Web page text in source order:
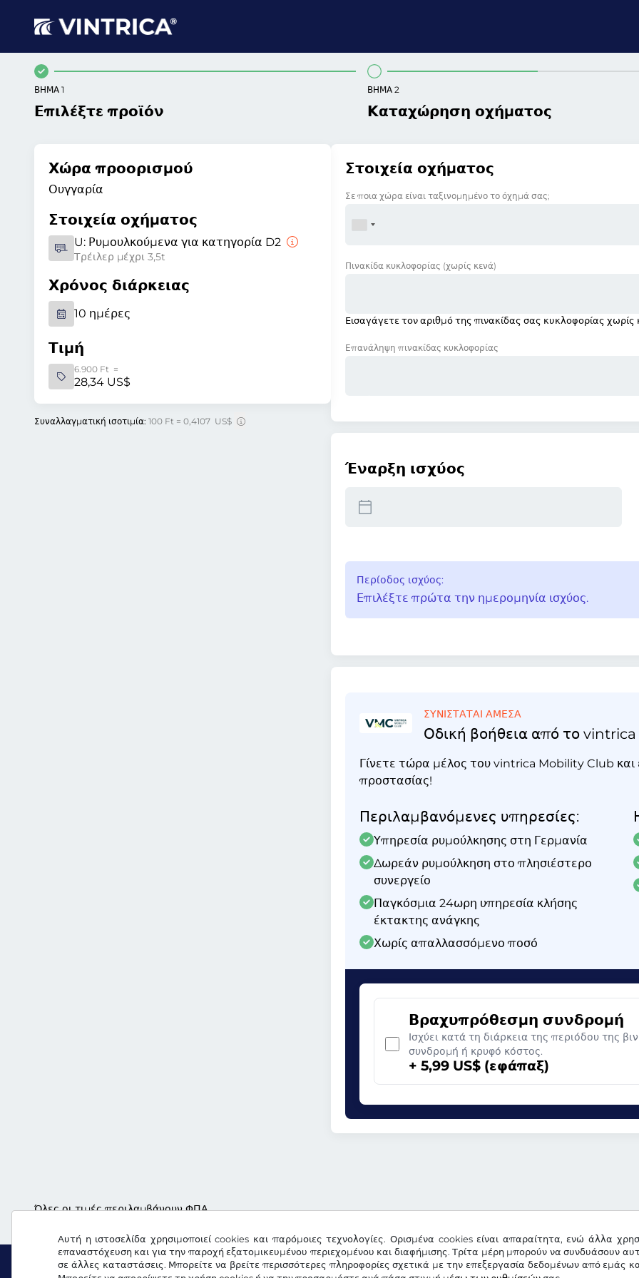
Αυτή η ιστοσελίδα χρησιμοποιεί cookies και παρόμοιες τεχνολογίες. Ορισμένα cookies είναι απαραίτητα, ενώ άλλα
επαναστόχευση και για την παροχή εξατομικευμένου περιεχομένου και διαφήμισης. Τρίτα μέρη μπορούν να συνδυάσουν
σε άλλες καταστάσεις. Μπορείτε να βρείτε περισσότερες πληροφορίες σχετικά με την επεξεργασία δεδομένων από εμάς
ΒΉΜΑ 1
Επιλέξτε προϊόν
ΒΉΜΑ 2
Καταχώρηση οχήματος
Χώρα προορισμού
Ουγγαρία
Στοιχεία οχήματος
U: Ρυμουλκούμενα για κατηγορία D2
Τρέιλερ μέχρι 3,5t
Χρόνος διάρκειας
10 ημέρες
Τιμή
6.900 Ft =
28,34 US$
Συναλλαγματική ισοτιμία: 100 Ft = 0,4107 US$
Στοιχεία οχήματος
Σε ποια χώρα είναι ταξινομημένο το όχημά σας;
Πινακίδα κυκλοφορίας (χωρίς κενά)
Εισαγάγετε τον αριθμό της πινακίδας σας κυκλοφορίας χωρίς
Επανάληψη πινακίδας κυκλοφορίας
Έναρξη ισχύος
Περίοδος ισχύος:
Επιλέξτε πρώτα την ημερομηνία ισχύος.
ΣΥΝΙΣΤΑΤΑΙ ΑΜΕΣΑ
Οδική βοήθεια από το
Γίνετε τώρα μέλος του vintrica Mobility Club και
προστασίας!
Περιλαμβανόμενες υπηρεσίες:
Υπηρεσία ρυμούλκησης στη Γερμανία
Δωρεάν ρυμούλκηση στο πλησιέστερο
συνεργείο
Παγκόσμια 24ωρη υπηρεσία κλήσης
έκτακτης ανάγκης
Χωρίς απαλλασσόμενο ποσό
Βραχυπρόθεσμη συνδρομή
Ισχύει κατά τη διάρκεια της περιόδου της
συνδρομή ή κρυφό κόστος.
+ 5,99 US$ (εφάπαξ)
Όλες οι τιμές περιλαμβάνουν ΦΠΑ.